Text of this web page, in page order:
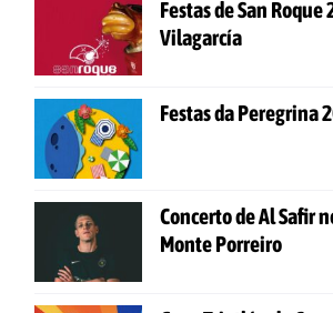
Festas de San Roque
Vilagarcía
Festas da Peregrina
Concerto de Al Safir
Monte Porreiro